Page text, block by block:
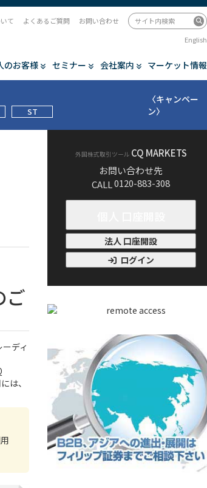
のお客様 セミナー 会社案内 マーケット情報
て よくあるご質問
お問い合わせ
English
ST
〈キャンペー
ン〉
ご
ディ
は、
外国株式取引ツール CQ MARKETS
お問い合わせ先
CALL0120-883-308
法人 口座開設
ログイン